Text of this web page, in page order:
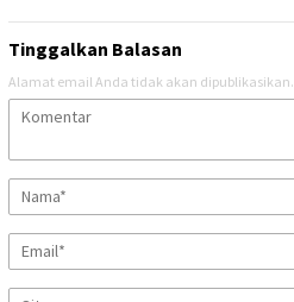
Tinggalkan Balasan
Alamat email Anda tidak akan dipublikasikan.